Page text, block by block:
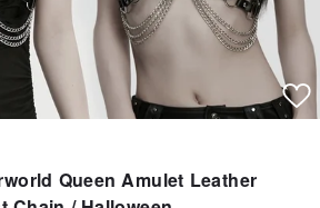
Queen Amulet Leather